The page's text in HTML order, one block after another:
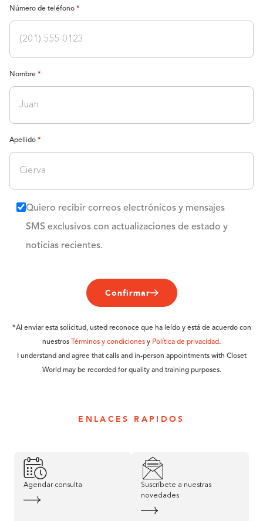
Número de teléfono
Nombre
Apellido
Quiero recibir correos electrónicos y mensajes
SMS exclusivos con actualizaciones de estado y
noticias recientes.
Confirmar
*Al enviar esta solicitud, usted reconoce que ha leído y está de acuerdo con
nuestros
Términos y condiciones y Política de privacidad.
I understand and agree that calls and in-person appointments with Closet
World may be recorded for quality and training purposes.
ENLACES RAPIDOS
Agendar consulta
Suscríbete a nuestras
novedades